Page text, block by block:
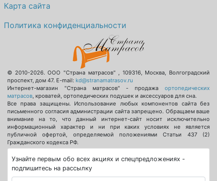
Карта сайта
Политика конфиденциальности
© 2010-2026.ООО "Страна матрасов" 109316, Москва
Волгоградский
проспект, дом 47. E-mail: kd@stranamatrasov.ru
Интернет-магазин "Страна матрасов" - продажа ортопедических
матрасов , кроватей, ортопедических подушек и аксессуаров для сна.
Все права защищены. Использование любых компонентов сайта без
письменного согласия администрации сайта запрещено. Обращаем ваше
внимание на то, что данный интернет-сайт носит исключительно
информационный характер и ни при каких условиях не является
публичной офертой, определяемой положениями Статьи 437 (2)
Гражданского кодекса РФ.
Узнайте первым обо всех акциях и спецпредложениях -
подпишитесь на рассылку